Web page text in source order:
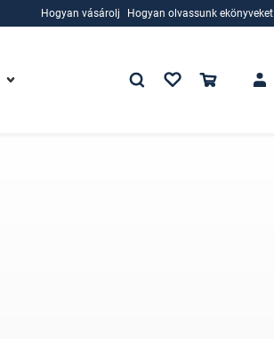
Hogyan vásárolj
Hogyan olvassunk ekönyveket